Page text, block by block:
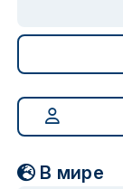
В мире